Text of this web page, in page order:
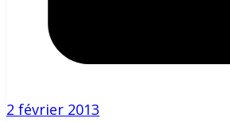
2 février 2013